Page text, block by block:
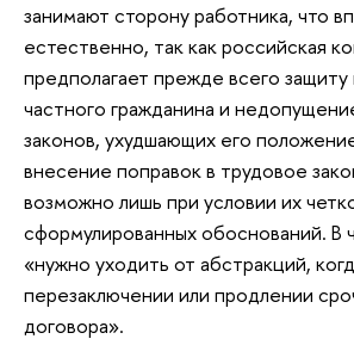
занимают сторону работника, что
естественно, так как российская
предполагает прежде всего
частного гражданина и
законов, ухудшающих его
внесение поправок в трудовое
возможно лишь при условии их
сформулированных обоснований. В
«нужно уходить от абстракций,
перезаключении или продлении
договора».